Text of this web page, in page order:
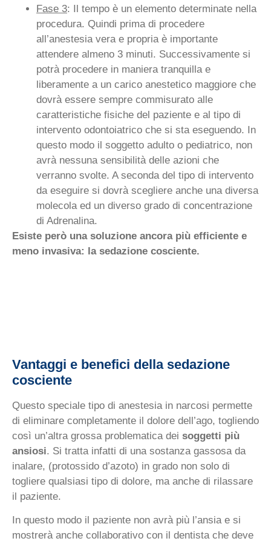
Fase 3: Il tempo è un elemento determinate nella
procedura. Quindi prima di procedere
all’anestesia vera e propria è importante
attendere almeno 3 minuti. Successivamente si
potrà procedere in maniera tranquilla e
liberamente a un carico anestetico maggiore che
dovrà essere sempre commisurato alle
caratteristiche fisiche del paziente e al tipo di
intervento odontoiatrico che si sta eseguendo. In
questo modo il soggetto adulto o pediatrico, non
avrà nessuna sensibilità delle azioni che
verranno svolte. A seconda del tipo di intervento
da eseguire si dovrà scegliere anche una diversa
molecola ed un diverso grado di concentrazione
di Adrenalina.
Esiste però una soluzione ancora più efficiente e
meno invasiva: la sedazione cosciente.
Vantaggi e benefici della sedazione
cosciente
Questo speciale tipo di anestesia in narcosi permette
di eliminare completamente il dolore dell’ago, togliendo
così un’altra grossa problematica dei soggetti più
ansiosi. Si tratta infatti di una sostanza gassosa da
inalare, (protossido d’azoto) in grado non solo di
togliere qualsiasi tipo di dolore, ma anche di rilassare
il paziente.
In questo modo il paziente non avrà più l’ansia e si
mostrerà anche collaborativo con il dentista che deve